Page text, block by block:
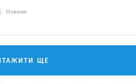
Новини
ЩЕ